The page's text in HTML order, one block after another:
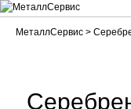
МеталлСервис >